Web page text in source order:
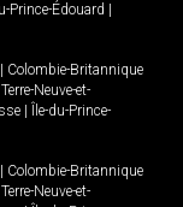
Prince-Édouard
Colombie-Britannique
Terre-Neuve-et-
Île-du-Prince-
Colombie-Britannique
Terre-Neuve-et-